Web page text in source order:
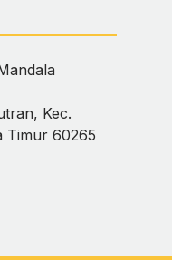
Kec.
Timur 60265